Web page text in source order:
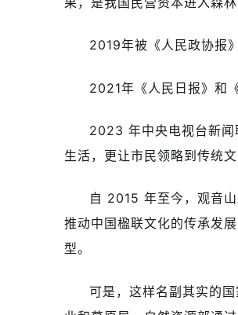
2019年被《人民政协报
2021年《人民日报》和
2023 年中央电视台新闻
生活，更让市民领略到传统文
自 2015 年至今，观音
推动中国楹联文化的传承发
型。
可是，这样名副其实的